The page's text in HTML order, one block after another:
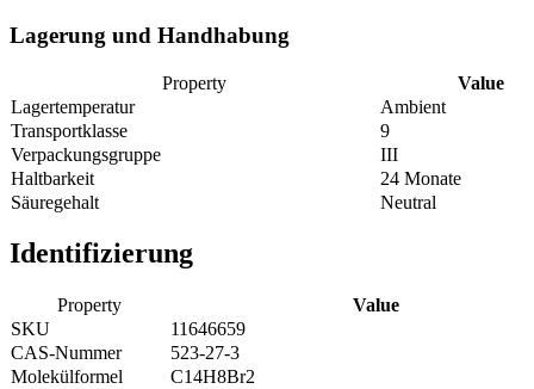
Lagerung und Handhabung
Property
Value
Lagertemperatur
Ambient
Transportklasse
9
Verpackungsgruppe
III
Haltbarkeit
24 Monate
Säuregehalt
Neutral
Identifizierung
Property
Value
SKU
11646659
CAS-Nummer
523-27-3
Molekülformel
C14H8Br2